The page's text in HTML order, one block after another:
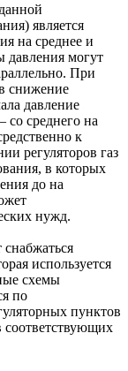
является
на среднее и
давления могут
При
снижение
давление
со среднего на
к
регуляторов газ
в которых
до на
нужд.
используется
схемы
по
пунктов
соответствующих